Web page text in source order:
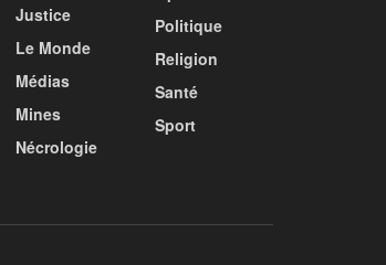
Justice
Le Monde
Médias
Mines
Nécrologie
Politique
Religion
Santé
Sport